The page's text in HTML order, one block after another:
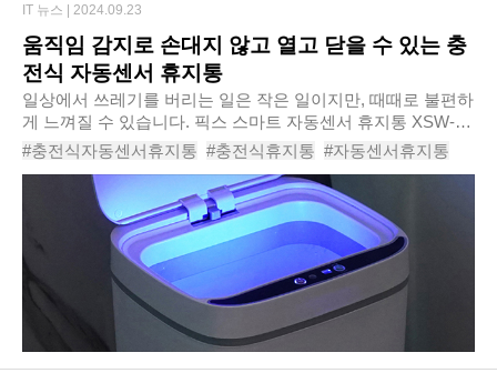
움직임 감지로 손대지 않고 열고 닫을 수 있는 충
전식 자동센서 휴지통
일상에서 쓰레기를 버리는 일은 작은 일이지만, 때때로 불편하
게 느껴질 수 있습니다. 픽스 스마트 자동센서 휴지통 XSW-
301은 이러한 불편함을 해소해주는 혁신적인 제품입니다. 이
휴지통은 특히 요리 중이거나 아이를 안..
#충전식자동센서휴지통 #충전식휴지통 #자동센서휴지통
#스마트휴지통 #자동센서휴지통추천
#픽스스마트자동센서휴지통
#픽스스마트자동센서휴지통XSW-301 #
IT 뉴스 | 2024.09.23